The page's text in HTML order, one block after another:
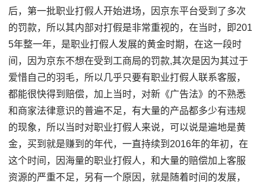
后，第一批职业打假人开始进场，因京东平台受到了多次
的罚款，所以其内部对打假是非常重视的，在当时，即201
5年整一年，是职业打假人发展的黄金时期，在这一段时
间，因为京东不想在受到工商局的罚款,其次是因为其过于
爱惜自己的羽毛，所以几乎只要有职业打假人联系客服，
都能很快得到赔偿，加上当时，对新《广告法》的不熟悉
和商家法律意识的普遍不足，有大量的产品都多少有违规
的现象，所以当时对职业打假人来说，可以说是遍地是黄
金，买到就是赚到的年代，一直持续到2016年的年初，在
这个时间，因海量的职业打假人，和大量的赔偿加上客服
资源的严重不足，另有一个原因，就是随着时间的发展，